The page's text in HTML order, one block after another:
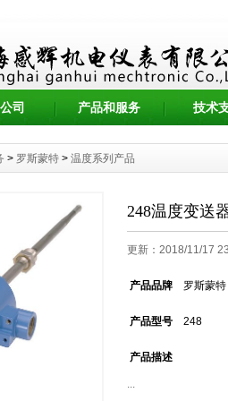
司 产品和服务 技术
> 罗斯蒙特 > 温度系列产品
248温度变送
更新：2018/11/17
产品品牌 罗斯蒙特
产品型号 248
产品描述
...